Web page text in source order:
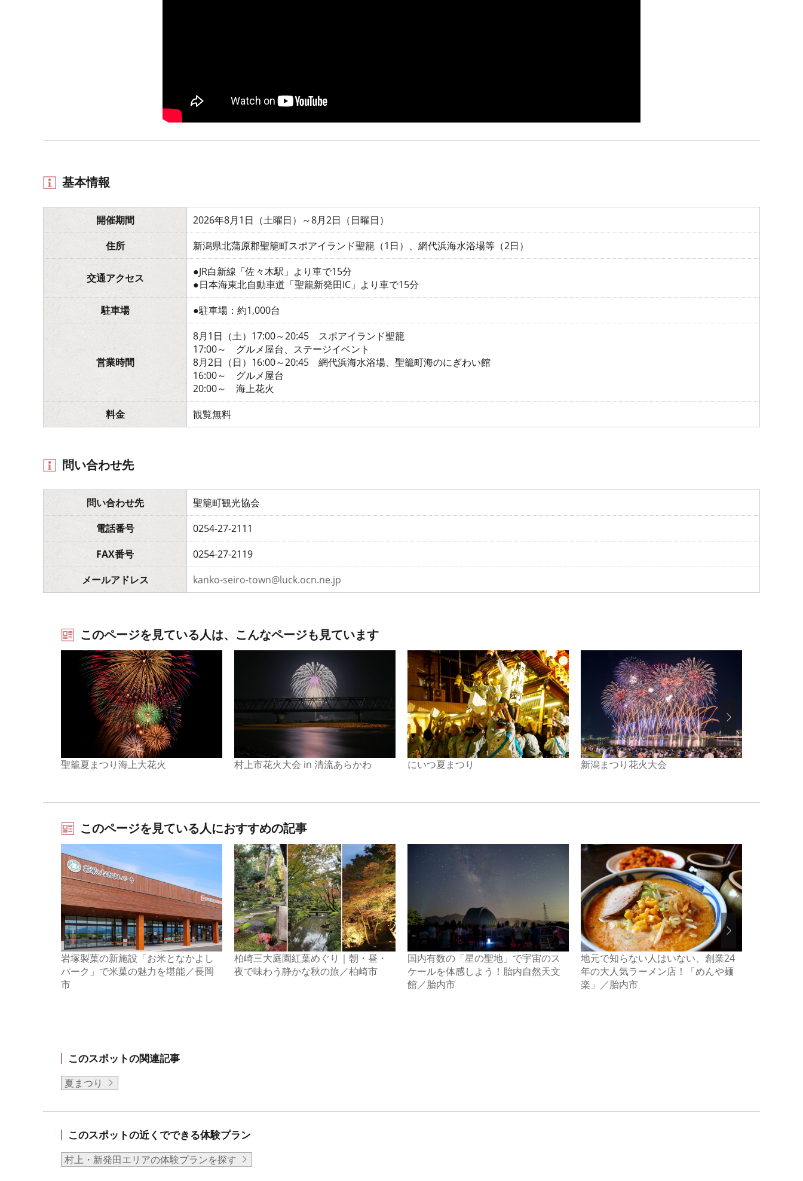
基本情報
開催期間
2026年8月1日（土曜日）～8月2日（日曜日）
住所
新潟県北蒲原郡聖籠町スポアイランド聖籠（1日）、網代浜海水浴場等（2日）
交通アクセス
●JR白新線「佐々木駅」より車で15分
●日本海東北自動車道「聖籠新発田IC」より車で15分
駐車場
●駐車場：約1,000台
営業時間
8月1日（土）17:00～20:45 スポアイランド聖籠
17:00～ グルメ屋台、ステージイベント
8月2日（日）16:00～20:45 網代浜海水浴場、聖籠町海のにぎわい館
16:00～ グルメ屋台
20:00～ 海上花火
料金
観覧無料
問い合わせ先
問い合わせ先
聖籠町観光協会
電話番号
0254-27-2111
FAX番号
0254-27-2119
メールアドレス
kanko-seiro-town@luck.ocn.ne.jp
このページを見ている人は、こんなページも見ています
聖籠夏まつり海上大花火 村上市花火大会 in 清流あらかわ にいつ夏まつり 新潟まつり花火大会
このページを見ている人におすすめの記事
岩塚製菓の新施設「お米となかよし
パーク」で米菓の魅力を堪能／長岡
市
柏崎三大庭園紅葉めぐり｜朝・昼・
夜で味わう静かな秋の旅／柏崎市
国内有数の「星の聖地」で宇宙のス
ケールを体感しよう！胎内自然天文
館／胎内市
地元で知らない人はいない、創業24
年の大人気ラーメン店！「めんや麺
楽」／胎内市
このスポットの関連記事
夏まつり
このスポットの近くでできる体験プラン
村上・新発田エリアの体験プランを探す